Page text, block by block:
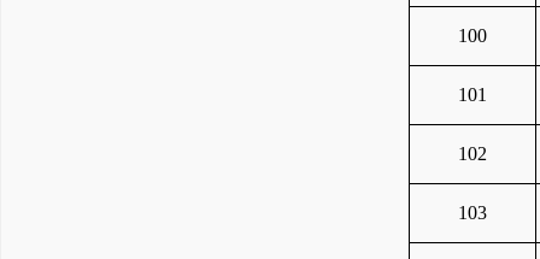
100
101
102
103